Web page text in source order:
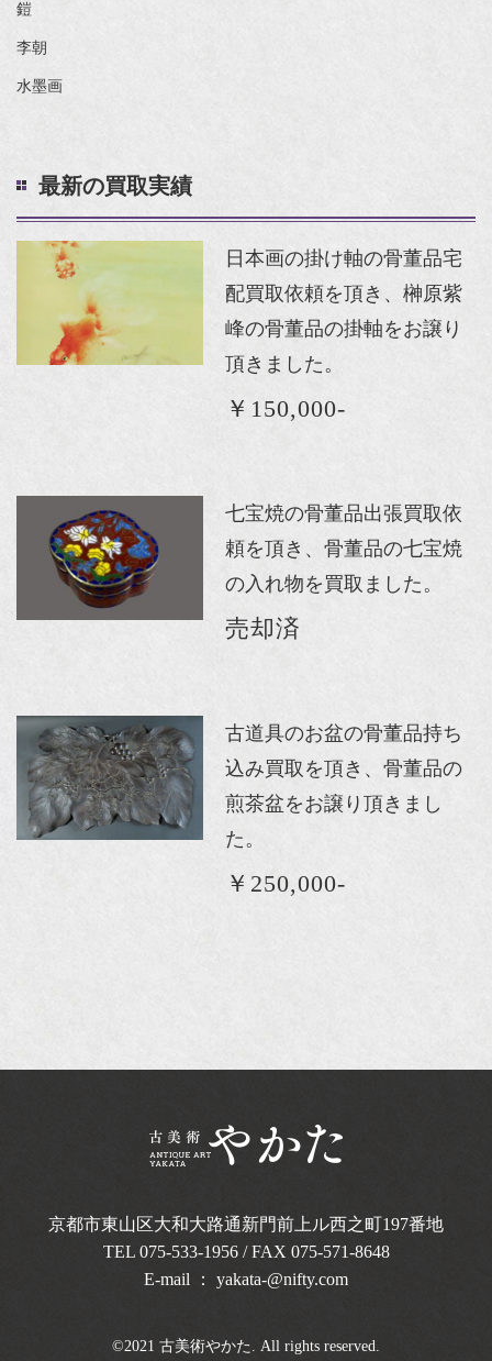
鎧
李朝
水墨画
最新の買取実績
日本画の掛け軸の骨董品宅
配買取依頼を頂き、榊原紫
峰の骨董品の掛軸をお譲り
頂きました。
￥150,000-
七宝焼の骨董品出張買取依
頼を頂き、骨董品の七宝焼
の入れ物を買取ました。
売却済
古道具のお盆の骨董品持ち
込み買取を頂き、骨董品の
煎茶盆をお譲り頂きまし
た。
￥250,000-
京都市東山区大和大路通新門前上ル西之町197番地
TEL 075-533-1956/ FAX 075-571-8648
E-mail ： yakata-@nifty.com
©2021 古美術やかた. All rights reserved.